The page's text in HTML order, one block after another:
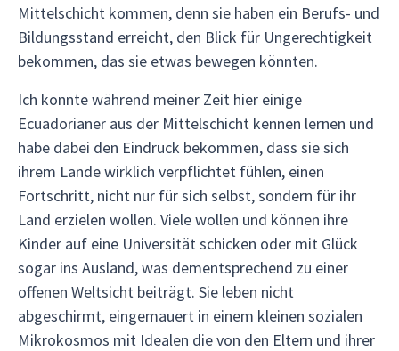
Mittelschicht kommen, denn sie haben ein Berufs- und
Bildungsstand erreicht, den Blick für Ungerechtigkeit
bekommen, das sie etwas bewegen könnten.
Ich konnte während meiner Zeit hier einige
Ecuadorianer aus der Mittelschicht kennen lernen und
habe dabei den Eindruck bekommen, dass sie sich
ihrem Lande wirklich verpflichtet fühlen, einen
Fortschritt, nicht nur für sich selbst, sondern für ihr
Land erzielen wollen. Viele wollen und können ihre
Kinder auf eine Universität schicken oder mit Glück
sogar ins Ausland, was dementsprechend zu einer
offenen Weltsicht beiträgt. Sie leben nicht
abgeschirmt, eingemauert in einem kleinen sozialen
Mikrokosmos mit Idealen die von den Eltern und ihrer